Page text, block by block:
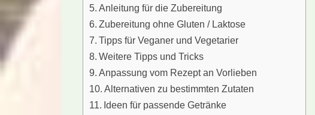
Anleitung für die Zubereitung
Zubereitung ohne Gluten / Laktose
Tipps für Veganer und Vegetarier
Weitere Tipps und Tricks
Anpassung vom Rezept an Vorlieben
Alternativen zu bestimmten Zutaten
Ideen für passende Getränke